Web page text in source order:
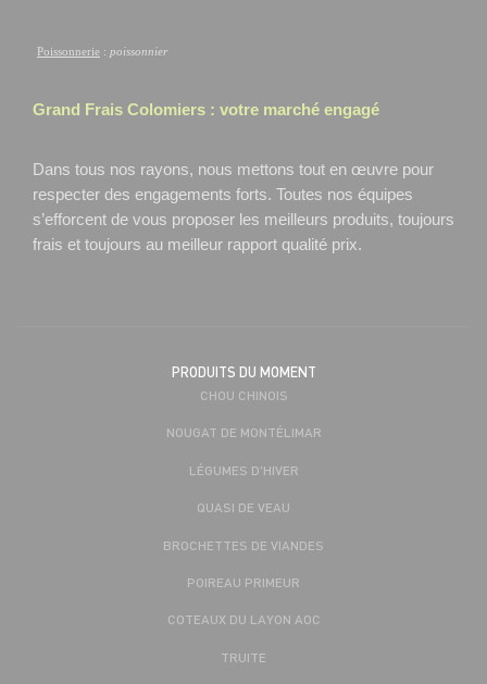
Poissonnerie : poissonnier
Grand Frais Colomiers : votre marché engagé
Dans tous nos rayons, nous mettons tout en œuvre pour
respecter des engagements forts. Toutes nos équipes
s’efforcent de vous proposer les meilleurs produits, toujours
frais et toujours au meilleur rapport qualité prix.
PRODUITS DU MOMENT
CHOU CHINOIS
NOUGAT DE MONTÉLIMAR
LÉGUMES D'HIVER
QUASI DE VEAU
BROCHETTES DE VIANDES
POIREAU PRIMEUR
COTEAUX DU LAYON AOC
TRUITE